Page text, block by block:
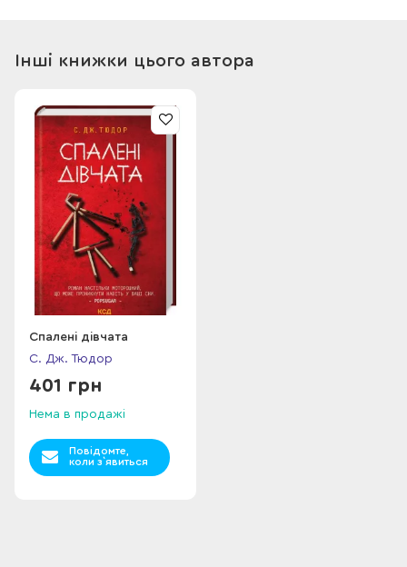
лишилася не тільки крейда під нігтями, але й кров. Чия
Інші книжки цього автора
Спалені дівчата
С. Дж. Тюдор
401 грн
Нема в продажі
Повідомте,
коли з`явиться